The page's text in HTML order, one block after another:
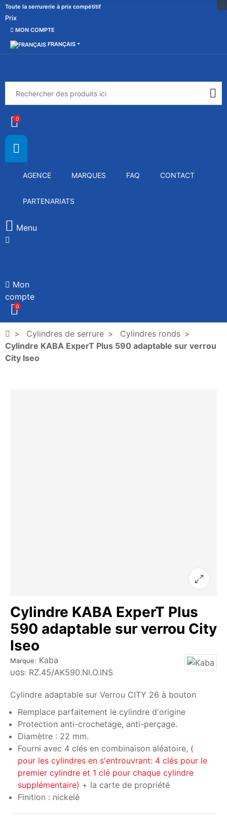
Toute la serrurerie à prix compétitif
Prix
MON COMPTE
FRANÇAIS
0
AGENCE MARQUES FAQ CONTACT
PARTENARIATS
Menu
Mon
compte
0
Cylindres de serrure
Cylindres ronds
Cylindre KABA ExperT Plus 590 adaptable sur verrou
City Iseo
Cylindre KABA ExperT Plus
590 adaptable sur verrou City
Iseo
Marque: Kaba
UGS: RZ.45/AK590.NI.O.INS
Cylindre adaptable sur Verrou CITY 26 à bouton
Remplace parfaitement le cylindre d'origine
Protection anti-crochetage, anti-perçage.
Diamètre : 22 mm.
Fourni avec 4 clés en combinaison aléatoire, (
pour les cylindres en s'entrouvrant: 4 clés pour le
premier cylindre et 1 clé pour chaque cylindre
supplémentaire) + la carte de propriété
Finition : nickelé